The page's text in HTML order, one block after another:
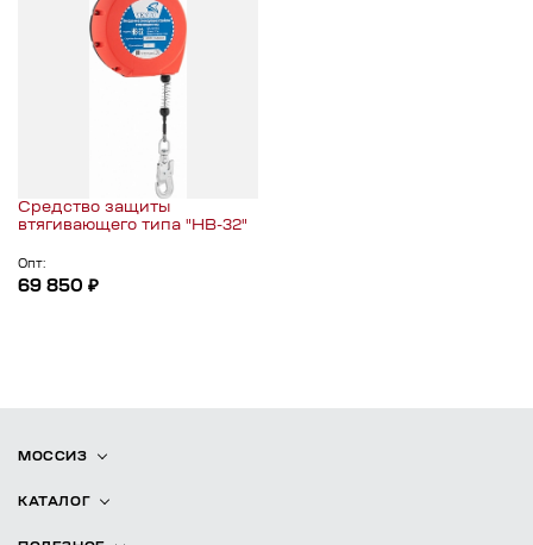
Средство защиты
втягивающего типа "НВ-32"
Опт:
69 850 ₽
МОССИЗ
КАТАЛОГ